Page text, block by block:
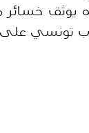
تونسي على